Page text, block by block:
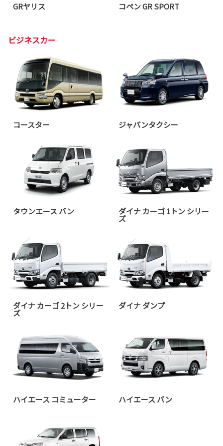
GRヤリス コペン GR SPORT
ビジネスカー
コースター ジャパンタクシー
タウンエース バン ダイナ カーゴ 1トン シリー
ズ
ダイナ カーゴ 2トン シリー
ズ
ダイナ ダンプ
ハイエース コミューター ハイエース バン